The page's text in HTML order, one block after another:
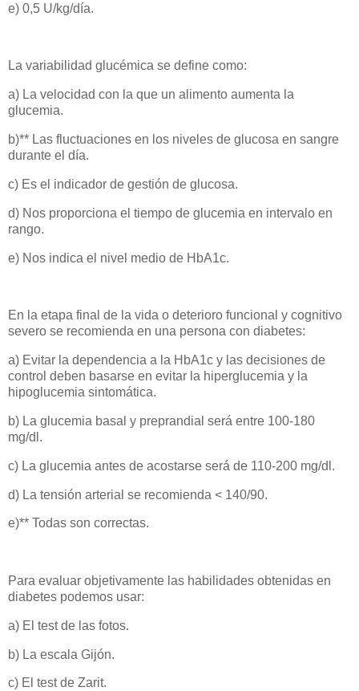
e) 0,5 U/kg/día.
La variabilidad glucémica se define como:
a) La velocidad con la que un alimento aumenta la
glucemia.
b)** Las fluctuaciones en los niveles de glucosa en sangre
durante el día.
c) Es el indicador de gestión de glucosa.
d) Nos proporciona el tiempo de glucemia en intervalo en
rango.
e) Nos indica el nivel medio de HbA1c.
En la etapa final de la vida o deterioro funcional y cognitivo
severo se recomienda en una persona con diabetes:
a) Evitar la dependencia a la HbA1c y las decisiones de
control deben basarse en evitar la hiperglucemia y la
hipoglucemia sintomática.
b) La glucemia basal y preprandial será entre 100-180
mg/dl.
c) La glucemia antes de acostarse será de 110-200 mg/dl.
d) La tensión arterial se recomienda < 140/90.
e)** Todas son correctas.
Para evaluar objetivamente las habilidades obtenidas en
diabetes podemos usar:
a) El test de las fotos.
b) La escala Gijón.
c) El test de Zarit.